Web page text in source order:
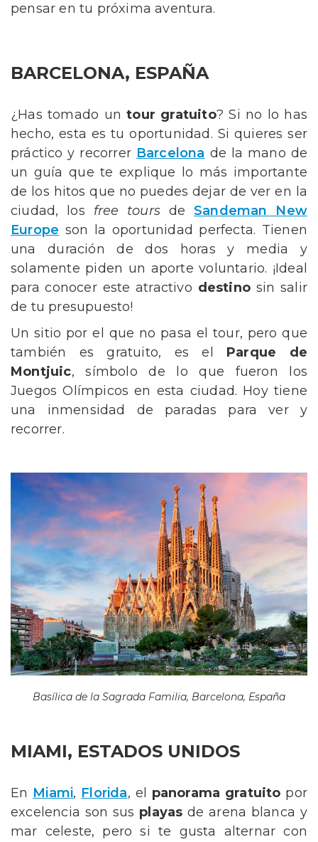
pensar en tu próxima aventura.
BARCELONA, ESPAÑA
¿Has tomado untour gratuito? Si no lo has
hecho, esta es tu oportunidad. Si quieres ser
práctico y recorrer Barcelona de la mano de
un guía que te explique lo más importante
de los hitos que no puedes dejar de ver en la
ciudad, los free tours deSandeman New
Europe son la oportunidad perfecta. Tienen
una duración de dos horas y media y
solamente piden un aporte voluntario. ¡Ideal
para conocer este atractivo destino sin salir
de tu presupuesto!
Un sitio por el que no pasa el tour, pero que
también es gratuito, es el Parque de
Montjuic, símbolo de lo que fueron los
Juegos Olímpicos en esta ciudad. Hoy tiene
una inmensidad de paradas para ver y
recorrer.
Basílica de la Sagrada Familia, Barcelona, España
MIAMI, ESTADOS UNIDOS
En Miami, Florida, el panorama gratuito por
excelencia son sus playas de arena blanca y
mar celeste, pero si te gusta alternar con